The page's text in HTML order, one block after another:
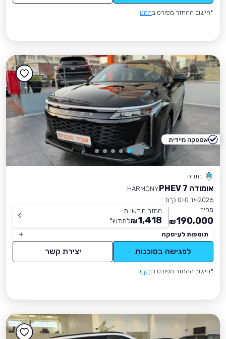
*חישוב ההחזר מפורט בתקנון
נתניה
אומודה 7 PHEV
HARMONY
2026 יד 0
0 ק״מ
מחיר
190,000
₪
החזר חודשי מ-
1,418
₪לחודש*
תוספות לעיסקה
לפגישה בסוכנות יצירת קשר
*חישוב ההחזר מפורט בתקנון
אספקה מיידית